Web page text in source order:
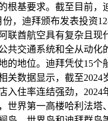
根基要求。截至目前，
份，迪拜颁布发表投资
联酋航空具有复杂且现
共交通系统和全从动化
的地位。迪拜凭仗15
关数据显示，截至
入住率连结强劲，
世界第一高楼哈利法塔